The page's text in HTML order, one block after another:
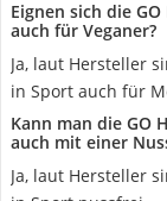
Eignen sich die
auch für Veganer?
Ja, laut Hersteller
in Sport auch für
Kann man die GO
auch mit einer
Ja, laut Hersteller